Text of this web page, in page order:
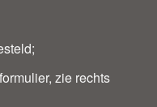
zie rechts